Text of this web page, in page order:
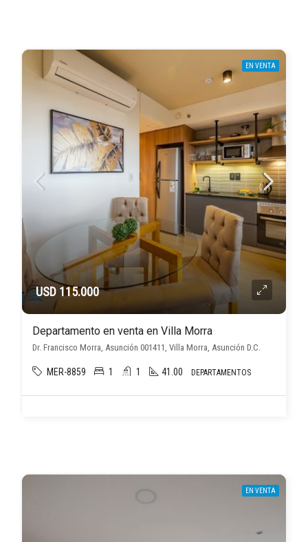
EN VENTA
USD 115.000
Departamento en venta en Villa Morra
Dr. Francisco Morra, Asunción 001411, Villa Morra, Asunción D.C.
MER-8859 1 1 41.00 DEPARTAMENTOS
EN VENTA